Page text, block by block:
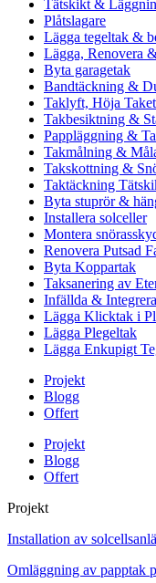
Tätskikt &
Plåtslagare
Lägga tegeltak &
Lägga, Renovera
Byta garagetak
Bandtäckning &
Taklyft, Höja
Takbesiktning &
Pappläggning &
Takmålning &
Takskottning &
Taktäckning
Byta stuprör &
Installera solceller
Montera
Renovera Putsad
Byta Koppartak
Taksanering av
Infällda &
Lägga Klicktak i
Lägga Plegeltak
Lägga Enkupigt
Projekt
Blogg
Offert
Projekt
Blogg
Offert
Projekt
Installation av
Omläggning av papptak